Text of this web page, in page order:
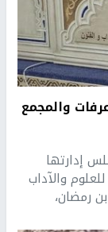
والمجمع
إدارتها
والآداب
رمضان،